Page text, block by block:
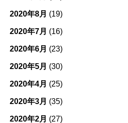
2020年8月 (19)
2020年7月 (16)
2020年6月 (23)
2020年5月 (30)
2020年4月 (25)
2020年3月 (35)
2020年2月 (27)